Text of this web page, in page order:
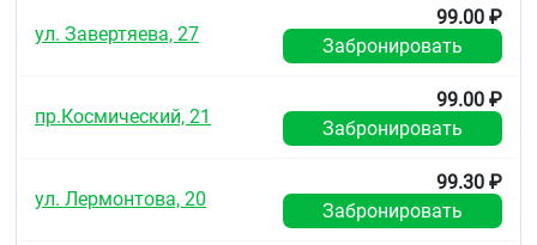
Без рецепта.
ул. Завертяева, 27
99.00 ₽
Забронировать
пр.Космический, 21
99.00 ₽
Забронировать
ул. Лермонтова, 20
99.30 ₽
Забронировать